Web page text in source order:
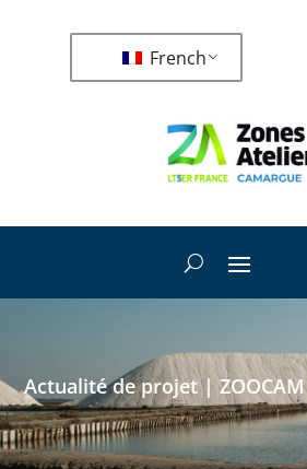
French
Actualité de projet|ZOOCAM